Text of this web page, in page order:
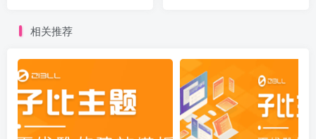
相关推荐